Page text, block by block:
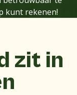
kunt rekenen!
zit in